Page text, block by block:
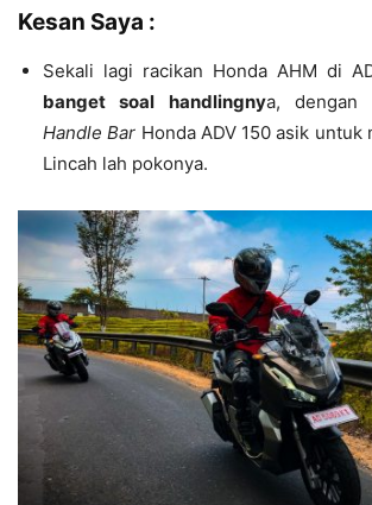
Kesan Saya :
Sekali lagi racikan Honda AHM di
banget soal handlingnya, dengan
Handle Bar Honda ADV 150 asik untuk
Lincah lah pokonya.